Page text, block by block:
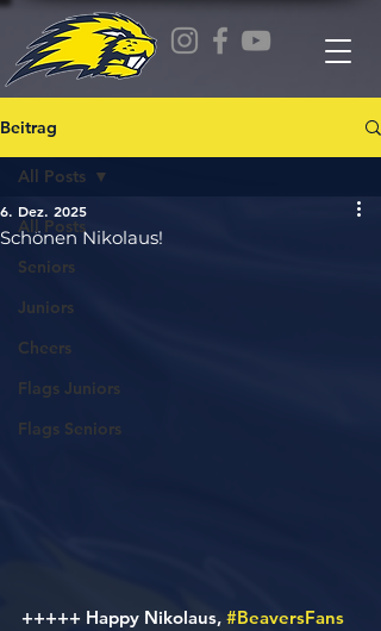
Beitrag
All Posts
Seniors
Juniors
Cheers
Flags Juniors
Flags Seniors
All Posts
Schönen Nikolaus!
6. Dez. 2025
+++++ Happy Nikolaus, #BeaversFans